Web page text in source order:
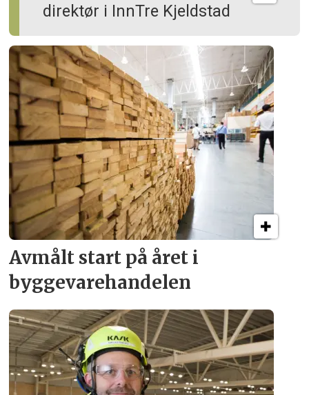
direktør i InnTre Kjeldstad
Avmålt start på året i
byggevare­handelen